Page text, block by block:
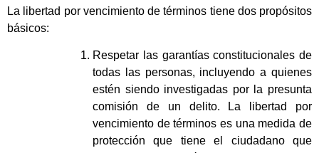
La libertad por vencimiento de términos tiene dos propósitos
básicos:
Respetar las garantías constitucionales de
todas las personas, incluyendo a quienes
estén siendo investigadas por la presunta
comisión de un delito. La libertad por
vencimiento de términos es una medida de
protección que tiene el ciudadano que